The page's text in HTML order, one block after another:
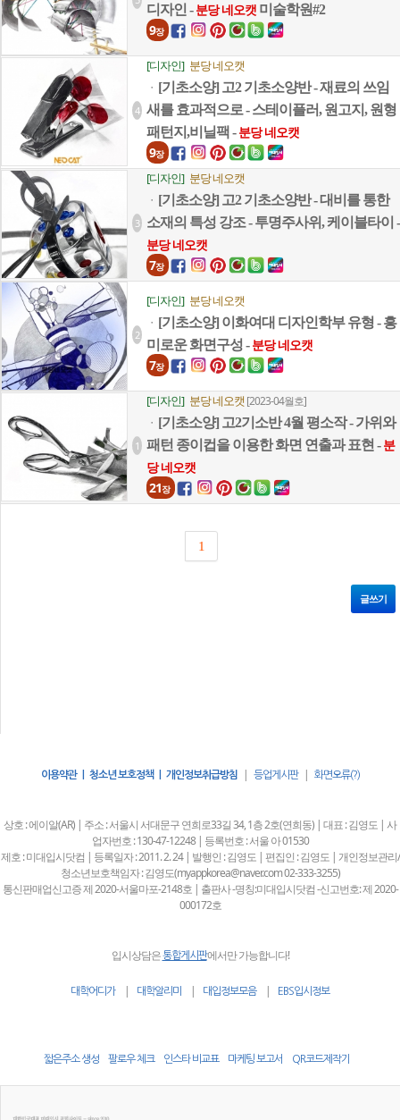
디자인 - 분당 네오캣 미술학원#2
9장
4
[디자인] 분당 네오캣
ㆍ [기초소양] 고2 기초소양반 - 재료의 쓰임
새를 효과적으로 - 스테이플러, 원고지, 원형
패턴지,비닐팩 - 분당 네오캣
9장
3
[디자인] 분당 네오캣
ㆍ [기초소양] 고2 기초소양반 - 대비를 통한
소재의 특성 강조 - 투명주사위, 케이블타이 -
분당 네오캣
7장
2
[디자인] 분당 네오캣
ㆍ [기초소양] 이화여대 디자인학부 유형 - 흥
미로운 화면구성 - 분당 네오캣
7장
1
[디자인] 분당 네오캣 [2023-04월호]
ㆍ [기초소양] 고2기소반 4월 평소작 - 가위와
패턴 종이컵을 이용한 화면 연출과 표현 - 분
당 네오캣
21장
1
글쓰기
이용약관 | 청소년 보호정책 | 개인정보취급방침| 등업게시판| 화면오류(?)
상호 : 에이알(AR) | 주소 : 서울시 서대문구 연희로33길 34, 1층 2호(연희동) | 대표 : 김영도 | 사
업자번호 : 130-47-12248 | 등록번호 : 서울 아 01530
제호 : 미대입시닷컴 | 등록일자 : 2011. 2. 24 | 발행인 : 김영도 | 편집인 : 김영도 | 개인정보관리/
청소년보호책임자 : 김영도(myappkorea@naver.com 02-333-3255)
통신판매업신고증 제 2020-서울마포-2148호 | 출판사 -명칭:미대입시닷컴 -신고번호: 제 2020-
000172호
입시상담은통합게시판에서만 가능합니다!
대학어디가| 대학알리미 | 대입정보모음| EBS입시정보
짧은주소 생성 팔로우 체크 인스타 비교표 마케팅 보고서 QR코드제작기